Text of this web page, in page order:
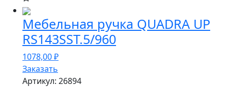
Мебельная ручка QUADRA UP
RS143SST.5/960
1078,00₽
Заказать
Артикул: 26894